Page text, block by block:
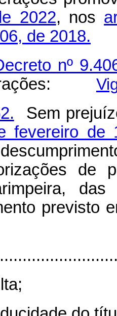
2022, nos
de 2018.
nº
Sem
fevereiro de
de
previsto